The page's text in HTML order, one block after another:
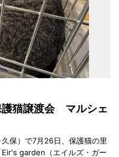
護猫譲渡会 マルシェ
保）で7月26日、保護猫の里
garden（エイルズ・ガー